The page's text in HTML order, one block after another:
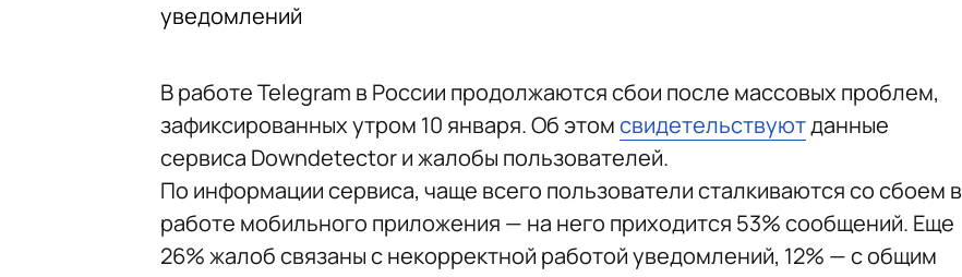
уведомлений
В работе Telegram в России продолжаются сбои после массовых проблем,
зафиксированных утром 10 января. Об этомсвидетельствуютданные
сервиса Downdetector и жалобы пользователей.
По информации сервиса, чаще всего пользователи сталкиваются со сбоем в
работе мобильного приложения — на него приходится 53% сообщений. Еще
26% жалоб связаны с некорректной работой уведомлений, 12% — с общим